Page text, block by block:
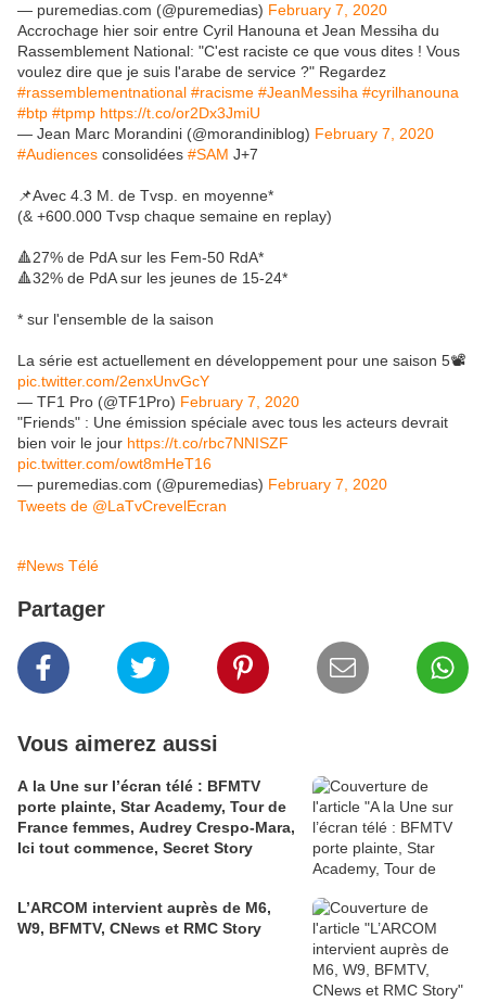
— puremedias.com (@puremedias) February 7, 2020
Accrochage hier soir entre Cyril Hanouna et Jean Messiha du
Rassemblement National: "C'est raciste ce que vous dites ! Vous
voulez dire que je suis l'arabe de service ?" Regardez
#rassemblementnational #racisme #JeanMessiha #cyrilhanouna
#btp #tpmp https://t.co/or2Dx3JmiU
— Jean Marc Morandini (@morandiniblog) February 7, 2020
#Audiences consolidées #SAM J+7
📌Avec 4.3 M. de Tvsp. en moyenne*
(& +600.000 Tvsp chaque semaine en replay)
🔺27% de PdA sur les Fem-50 RdA*
🔺32% de PdA sur les jeunes de 15-24*
* sur l'ensemble de la saison
La série est actuellement en développement pour une saison 5📽️
pic.twitter.com/2enxUnvGcY
— TF1 Pro (@TF1Pro) February 7, 2020
"Friends" : Une émission spéciale avec tous les acteurs devrait
bien voir le jour https://t.co/rbc7NNISZF
pic.twitter.com/owt8mHeT16
— puremedias.com (@puremedias) February 7, 2020
Tweets de @LaTvCrevelEcran
#News Télé
Partager
Vous aimerez aussi
A la Une sur l’écran télé : BFMTV
porte plainte, Star Academy, Tour de
France femmes, Audrey Crespo-Mara,
Ici tout commence, Secret Story
L’ARCOM intervient auprès de M6,
W9, BFMTV, CNews et RMC Story